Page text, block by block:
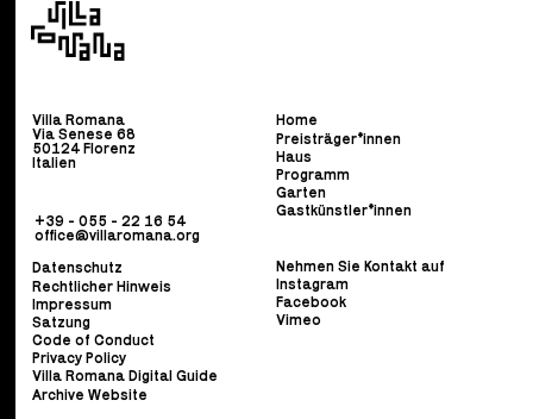
Villa Romana
Via Senese 68
50124 Florenz
Italien
+39 - 055 - 22 16 54
office@villaromana.org
Home
Preisträger*innen
Haus
Programm
Garten
Gastkünstler*innen
Datenschutz
Rechtlicher Hinweis
Impressum
Satzung
Code of Conduct
Privacy Policy
Villa Romana Digital Guide
Archive Website
Nehmen Sie Kontakt auf
Instagram
Facebook
Vimeo